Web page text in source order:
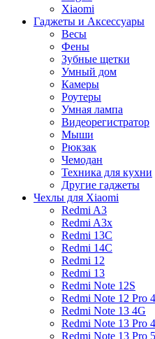
Xiaomi
Гаджеты и Аксессуары
Весы
Фены
Зубные щетки
Умный дом
Камеры
Роутеры
Умная лампа
Видеорегистратор
Мыши
Рюкзак
Чемодан
Техника для кухни
Другие гаджеты
Чехлы для Xiaomi
Redmi A3
Redmi A3x
Redmi 13C
Redmi 14C
Redmi 12
Redmi 13
Redmi Note 12S
Redmi Note 12 Pro
Redmi Note 13 4G
Redmi Note 13 Pro
Redmi Note 13 Pro